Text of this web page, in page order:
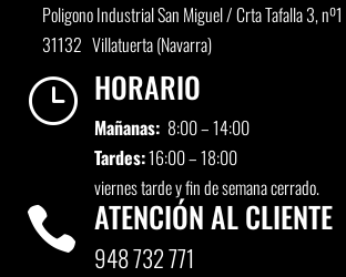
Poligono Industrial San Miguel / Crta Tafalla 3, nº1
31132 Villatuerta (Navarra)
} HORARIO
Mañanas: 8:00 – 14:00
Tardes:16:00 – 18:00
viernes tarde y fin de semana cerrado.
 ATENCIÓN AL CLIENTE
948 732 771